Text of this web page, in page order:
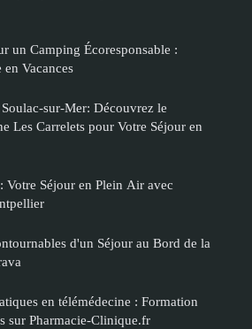
un Camping Écoresponsable :
en Vacances
sur-Mer: Découvrez le
Les Carrelets pour Votre Séjour en
Votre Séjour en Plein Air avec
d'un Séjour au Bord de la
en télémédecine : Formation
sur Pharmacie-Clinique.fr